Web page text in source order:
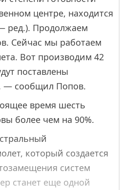
центре, находится
ред.). Продолжаем
Сейчас мы работаем
Вот производим 42
поставлены
— сообщил Попов.
время шесть
более чем на 90%.
который создается
систем
станет еще одной